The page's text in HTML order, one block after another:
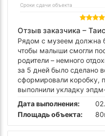
Сроки сдачи объекта
Отзыв заказчика –
Рядом с музеем должна
чтобы малыши смогли
родители – немного
за 5 дней было сделано
сформировали коробку,
выполнили укладку
Дата выполнения:
Площадь объекта: